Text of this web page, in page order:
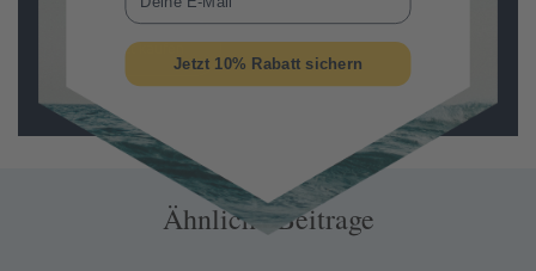
Jetzt kaufen
Ähnliche Beitrage
Jetzt 10% Rabatt sichern